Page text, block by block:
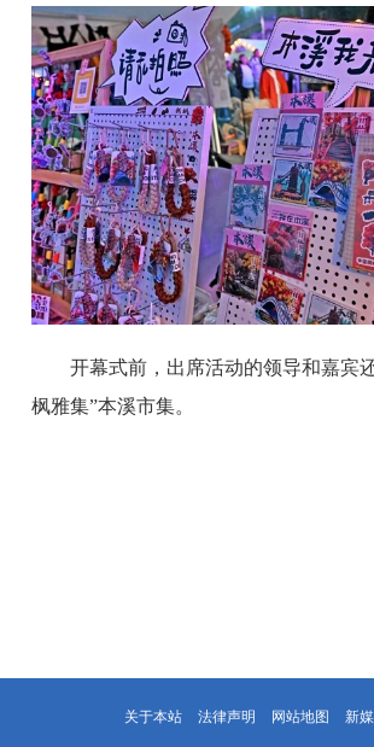
开幕式前，出席活动的领导和嘉宾
枫雅集”本溪市集。
关于本站 法律声明 网站地图 新